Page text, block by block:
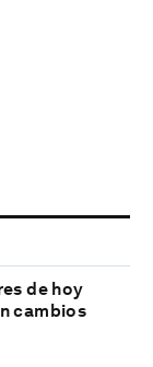
de hoy
cambios